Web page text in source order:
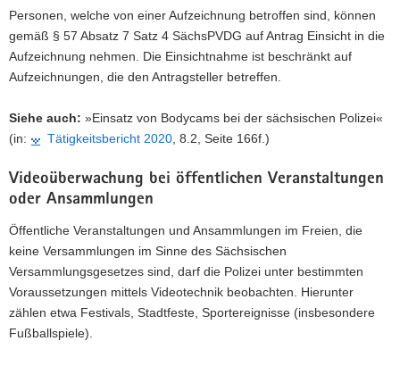
Personen, welche von einer Aufzeichnung betroffen sind, können
gemäß § 57 Absatz 7 Satz 4 SächsPVDG auf Antrag Einsicht in die
Aufzeichnung nehmen. Die Einsichtnahme ist beschränkt auf
Aufzeichnungen, die den Antragsteller betreffen.
Siehe auch: »Einsatz von Bodycams bei der sächsischen Polizei«
(in:
Tätigkeitsbericht 2020 , 8.2, Seite 166f.)
Videoüberwachung bei öffentlichen Veranstaltungen
oder Ansammlungen
Öffentliche Veranstaltungen und Ansammlungen im Freien, die
keine Versammlungen im Sinne des Sächsischen
Versammlungsgesetzes sind, darf die Polizei unter bestimmten
Voraussetzungen mittels Videotechnik beobachten. Hierunter
zählen etwa Festivals, Stadtfeste, Sportereignisse (insbesondere
Fußballspiele).